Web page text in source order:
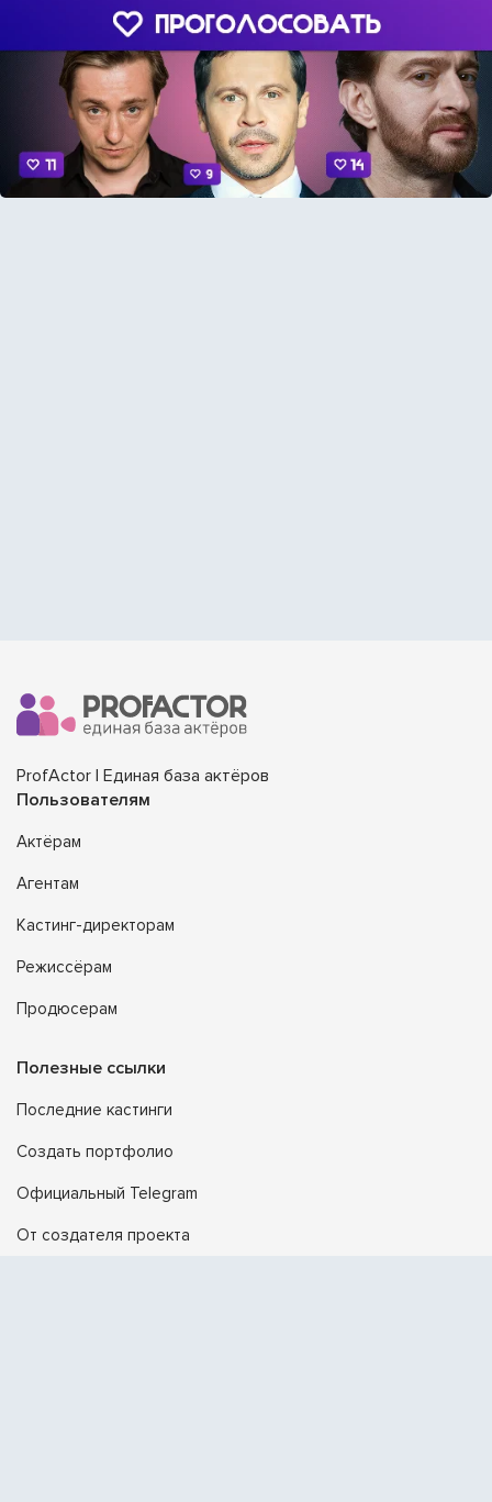
ProfActor | Единая база актёров
Пользователям
Актёрам
Агентам
Кастинг-директорам
Режиссёрам
Продюсерам
Полезные ссылки
Последние кастинги
Создать портфолио
Официальный Telegram
От создателя проекта